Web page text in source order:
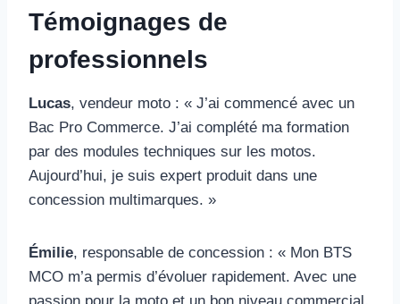
Témoignages de
professionnels
Lucas, vendeur moto : « J’ai commencé avec un
Bac Pro Commerce. J’ai complété ma formation
par des modules techniques sur les motos.
Aujourd’hui, je suis expert produit dans une
concession multimarques. »
Émilie, responsable de concession : « Mon BTS
MCO m’a permis d’évoluer rapidement. Avec une